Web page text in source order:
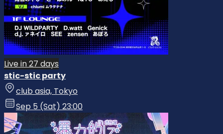
Live in 27 days
stic-stic party
club asia, Tokyo
Sep 5 (Sat) 23:00